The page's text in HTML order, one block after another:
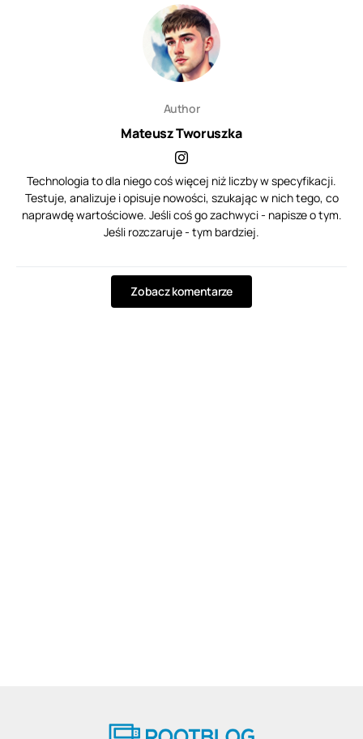
Author
Mateusz Tworuszka
Technologia to dla niego coś więcej niż liczby w specyfikacji.
Testuje, analizuje i opisuje nowości, szukając w nich tego, co
naprawdę wartościowe. Jeśli coś go zachwyci - napisze o tym.
Jeśli rozczaruje - tym bardziej.
Zobacz komentarze